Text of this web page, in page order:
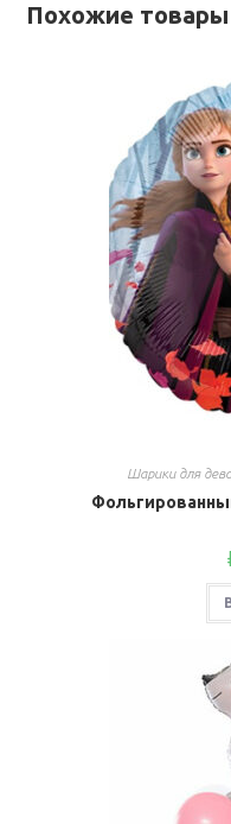
Похожие товары
Шарики для